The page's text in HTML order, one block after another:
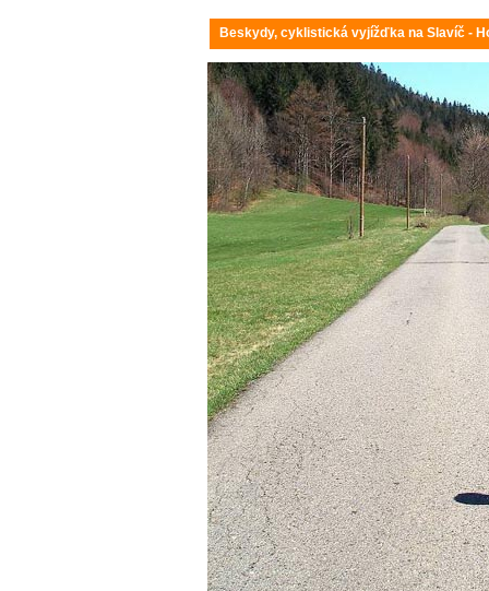
Beskydy, cyklistická vyjížďka na Slavíč -